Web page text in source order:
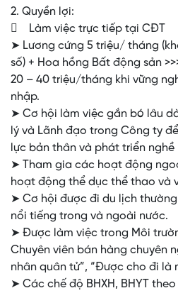
2. Quyền lợi:
 Làm việc trực tiếp tại CĐT
➤ Lương cứng 5 triệu/ tháng
số) + Hoa hồng Bất động sản
20 – 40 triệu/tháng khi vững
nhập.
➤ Cơ hội làm việc gắn bó lâu
lý và Lãnh đạo trong Công ty
lực bản thân và phát triển nghề
➤ Tham gia các hoạt động
hoạt động thể dục thể thao và
➤ Cơ hội được đi du lịch
nổi tiếng trong và ngoài nước.
➤ Được làm việc trong Môi
Chuyên viên bán hàng chuyên
nhân quân tử”, “Được cho đi là
➤ Các chế độ BHXH, BHYT